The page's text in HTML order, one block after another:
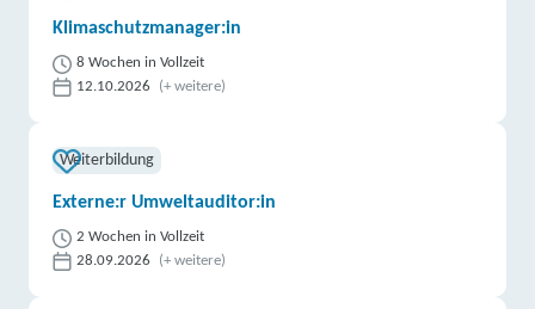
Klimaschutzmanager:in
8 Wochen in Vollzeit
12.10.2026
(+ weitere)
Weiterbildung
Externe:r Umweltauditor:in
2 Wochen in Vollzeit
28.09.2026
(+ weitere)